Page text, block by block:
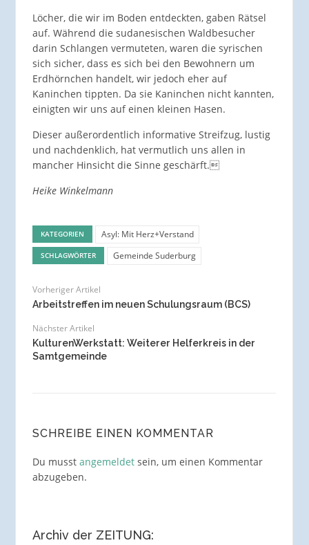
Löcher, die wir im Boden entdeckten, gaben Rätsel
auf. Während die sudanesischen Waldbesucher
darin Schlangen vermuteten, waren die syrischen
sich sicher, dass es sich bei den Bewohnern um
Erdhörnchen handelt, wir jedoch eher auf
Kaninchen tippten. Da sie Kaninchen nicht kannten,
einigten wir uns auf einen kleinen Hasen.
Dieser außerordentlich informative Streifzug, lustig
und nachdenklich, hat vermutlich uns allen in
mancher Hinsicht die Sinne geschärft.
Heike Winkelmann
KATEGORIEN Asyl: Mit Herz+Verstand
SCHLAGWÖRTER Gemeinde Suderburg
Vorheriger Artikel
Arbeitstreffen im neuen Schulungsraum (BCS)
Nächster Artikel
KulturenWerkstatt: Weiterer Helferkreis in der
Samtgemeinde
SCHREIBE EINEN KOMMENTAR
Du musst angemeldetsein, um einen Kommentar
abzugeben.
Archiv der ZEITUNG: